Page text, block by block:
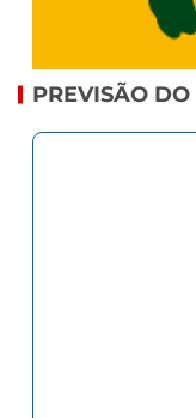
PREVISÃO